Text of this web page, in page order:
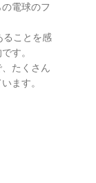
電球のフ
ることを感
す。
たくさん
ます。